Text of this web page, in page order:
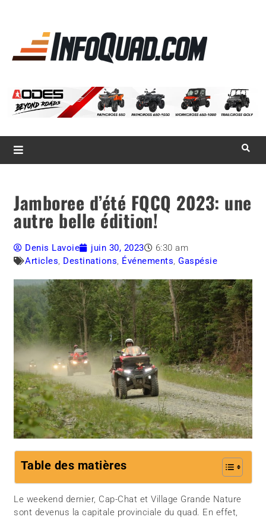
Magazine InfoQuad.com
Jamboree d’été FQCQ 2023: une
autre belle édition!
Denis Lavoie juin 30, 2023
6:30 am
Articles, Destinations, Événements,Gaspésie
Table des matières
Le weekend dernier, Cap-Chat et Village Grande Nature
sont devenus la capitale provinciale du quad. En effet,